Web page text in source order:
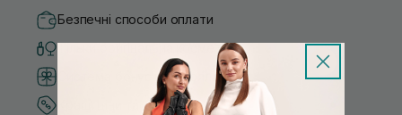
Безпечні способи оплати
Тільки оригінальна косметика
Система бонусів та лояльності
Кращі ціни та топ товари